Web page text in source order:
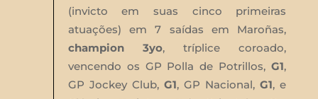
(invicto em suas cinco primeiras
atuações) em 7 saídas em Maroñas,
champion 3yo, tríplice coroado,
vencendo os GP Polla de Potrillos,G1,
GP Jockey Club, G1, GP Nacional,G1, e